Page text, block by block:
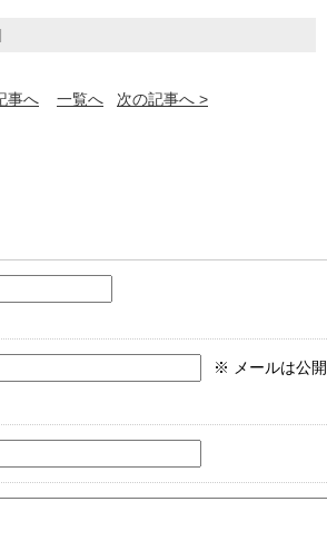
事へ 一覧へ 次の記事へ >
※ メールは公